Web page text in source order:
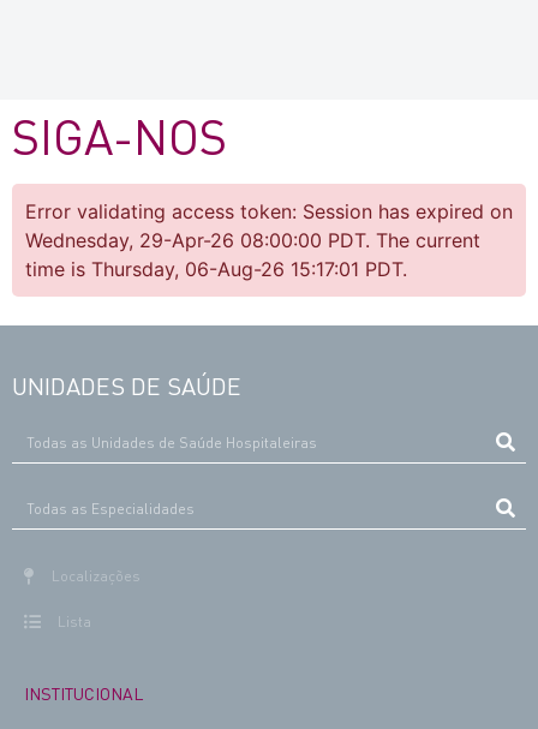
SIGA-NOS
Error validating access token: Session has expired on
Wednesday, 29-Apr-26 08:00:00 PDT. The current
time is Thursday, 06-Aug-26 15:17:01 PDT.
UNIDADES DE SAÚDE
Localizações
Lista
INSTITUCIONAL